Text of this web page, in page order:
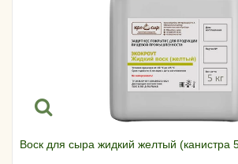
Воск для сыра жидкий желтый (канистра